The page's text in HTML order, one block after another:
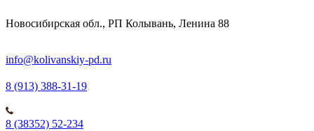
Новосибирская обл., РП Колывань, Ленина 88
info@kolivanskiy-pd.ru
8 (913) 388-31-19
8 (38352) 52-234